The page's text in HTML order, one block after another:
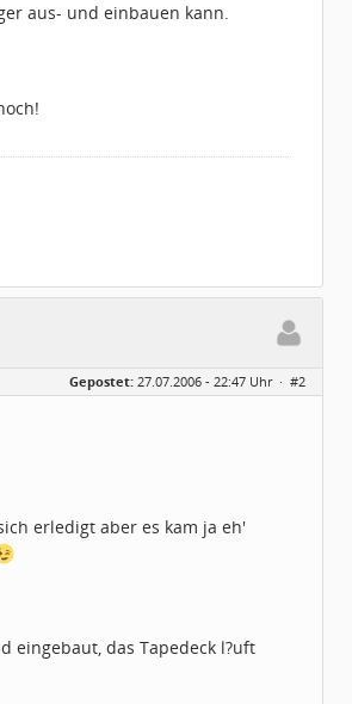
aus- und einbauen kann.
Gepostet: 27.07.2006 - 22:47 Uhr · #2
erledigt aber es kam ja eh'
eingebaut, das Tapedeck l?uft